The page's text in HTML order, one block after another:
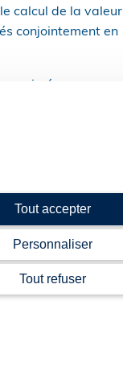
calcul de la valeur
conjointement en
ces
fixée au 1er
2023-581 du 10
ou aérienne
Tout accepter
Personnaliser
Tout refuser